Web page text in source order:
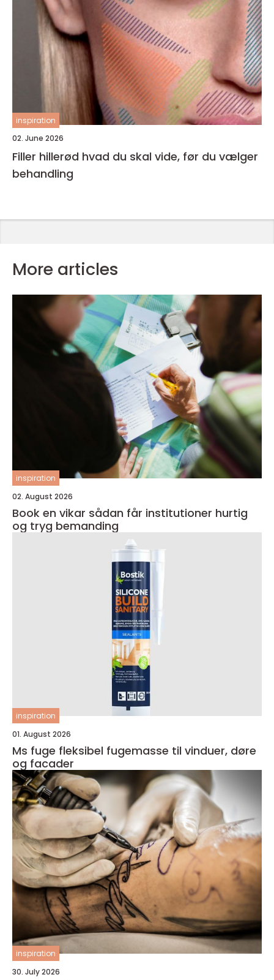
inspiration
02. June 2026
Filler hillerød hvad du skal vide, før du vælger
behandling
More articles
inspiration
02. August 2026
Book en vikar sådan får institutioner hurtig
og tryg bemanding
inspiration
01. August 2026
Ms fuge fleksibel fugemasse til vinduer, døre
og facader
inspiration
30. July 2026